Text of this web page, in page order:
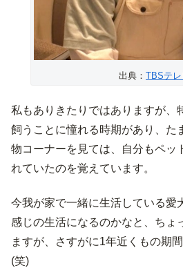
出典： TBSテ
私もありきたりではありますが、
飼うことに憧れる時期があり、た
物コーナーを見ては、自分もペッ
れていたのを覚えています。
今我が家で一緒に生活している愛
感じの生活になるのかなと、ちょ
ますが、さすがに1年近くもの期
(笑)